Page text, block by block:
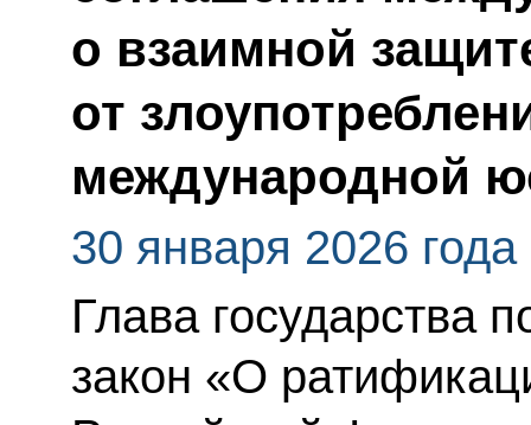
о взаимной
от
международной
30 января 2026 года
Глава государства
закон «О